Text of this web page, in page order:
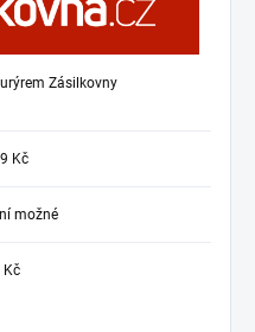
Zásilkovny
Kč
možné
Kč